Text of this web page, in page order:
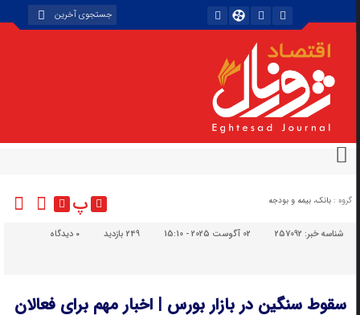
گروه : بانک، بیمه و بودجه پ
شناسه خبر:257092 02 آگوست 2025 - 15:10 249 بازدید دیدگاه
سقوط سنگین در بازار بورس | اخبار مهم برای فعالان